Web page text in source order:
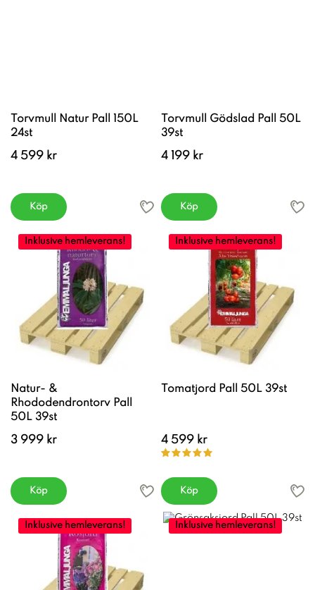
Torvmull Natur Pall 150L
24st
4 599 kr
Köp
Torvmull Gödslad Pall 50L
39st
4 199 kr
Köp
Inklusive hemleverans!
Natur- &
Rhododendrontorv Pall
50L 39st
3 999 kr
Köp
Inklusive hemleverans!
Tomatjord Pall 50L 39st
4 599 kr
Köp
Inklusive hemleverans! Inklusive hemleverans!